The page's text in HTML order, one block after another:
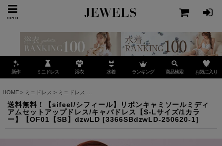
menu
新作 ミニドレス 浴衣 水着 ランキング 商品検索 お気に入り
HOME > ミニドレス > ミニドレス
送料無料！【sifeel/シフィール】リボンキャミソールミディ
アムセットアップドレス/キャバドレス【S-Lサイズ/1カラ
ー】【OF01【SB】dzwLD [3366SBdzwLD-250620-1]